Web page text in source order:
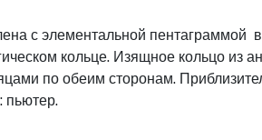
с элементальной пентаграммой
кольце. Изящное кольцо из
по обеим сторонам.
пьютер.